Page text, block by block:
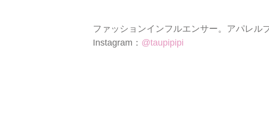
ファッションインフルエンサー。アパレル
Instagram： @taupipipi